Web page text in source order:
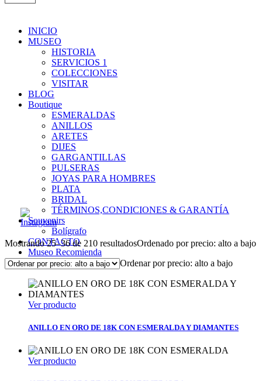
INICIO
MUSEO
HISTORIA
SERVICIOS 1
COLECCIONES
VISITAR
BLOG
Boutique
ESMERALDAS
ANILLOS
ARETES
DIJES
GARGANTILLAS
PULSERAS
JOYAS PARA HOMBRES
PLATA
BRIDAL
TÉRMINOS,CONDICIONES & GARANTÍA
Souvenirs
Bolígrafo
CONTACTO
Museo Recomienda
Mostrando 25–36 de 210 resultadosOrdenado por precio: alto a bajo
Ordenar por precio: alto a bajo
Ver producto
ANILLO EN ORO DE 18K CON ESMERALDA Y DIAMANTES
Ver producto